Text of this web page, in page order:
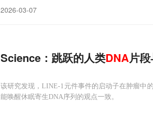
2026-03-07
Science：跳跃的人类DNA片
该研究发现，LINE-1元件事件的启动子在肿瘤中
能唤醒休眠寄生DNA序列的观点一致。